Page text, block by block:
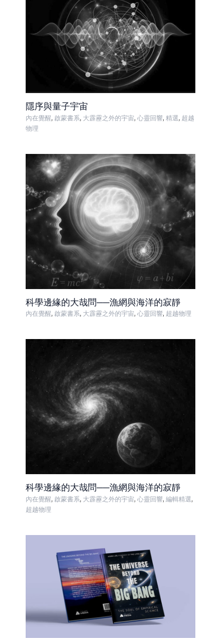
隱序與量子宇宙
內在覺醒, 啟蒙書系, 大霹靂之外的宇宙, 心靈回響, 精選, 超越
物理
科學邊緣的大哉問──漁網與海洋的寂靜
內在覺醒, 啟蒙書系, 大霹靂之外的宇宙, 心靈回響, 超越物理
科學邊緣的大哉問──漁網與海洋的寂靜
內在覺醒, 啟蒙書系, 大霹靂之外的宇宙, 心靈回響, 編輯精選,
超越物理